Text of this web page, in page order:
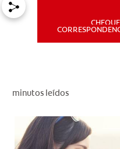
minutos leídos